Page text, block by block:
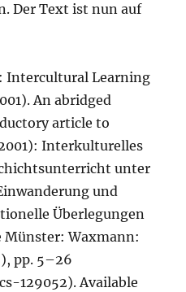
Der Text ist nun auf
Intercultural Learning
An abridged
article to
Interkulturelles
unter
und
Überlegungen
Münster: Waxmann:
pp. 5–26
129052). Available